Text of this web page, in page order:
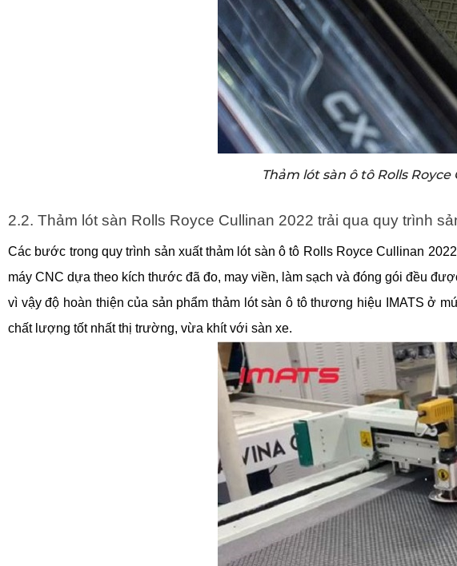
Thảm lót sàn ô tô Rolls Royce
2.2. Thảm lót sàn Rolls Royce Cullinan 2022 trải qua quy trình
Các bước trong quy trình sản xuất thảm lót sàn ô tô Rolls Royce Cullinan
máy CNC dựa theo kích thước đã đo, may viền, làm sạch và đóng gói đều
vì vậy độ hoàn thiện của sản phẩm thảm lót sàn ô tô thương hiệu IMATS ở
chất lượng tốt nhất thị trường, vừa khít với sàn xe.